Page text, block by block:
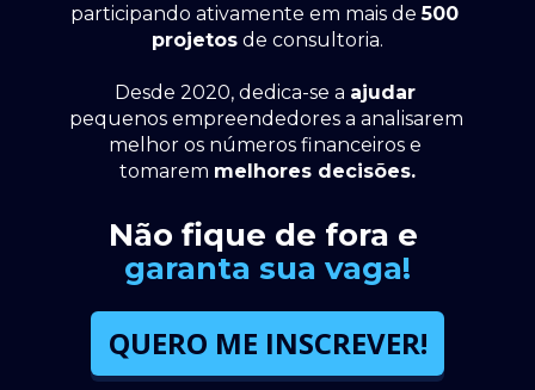
participando ativamente em mais de 500
projetos de consultoria.
Desde 2020, dedica-se a ajudar
pequenos empreendedores a analisarem
melhor os números financeiros e
tomarem melhores decisões.
garanta sua vaga!
QUERO ME INSCREVER!